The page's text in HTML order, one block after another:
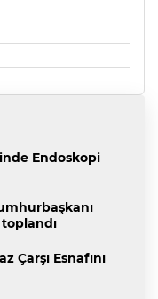
Endoskopi
Çarşı Esnafını